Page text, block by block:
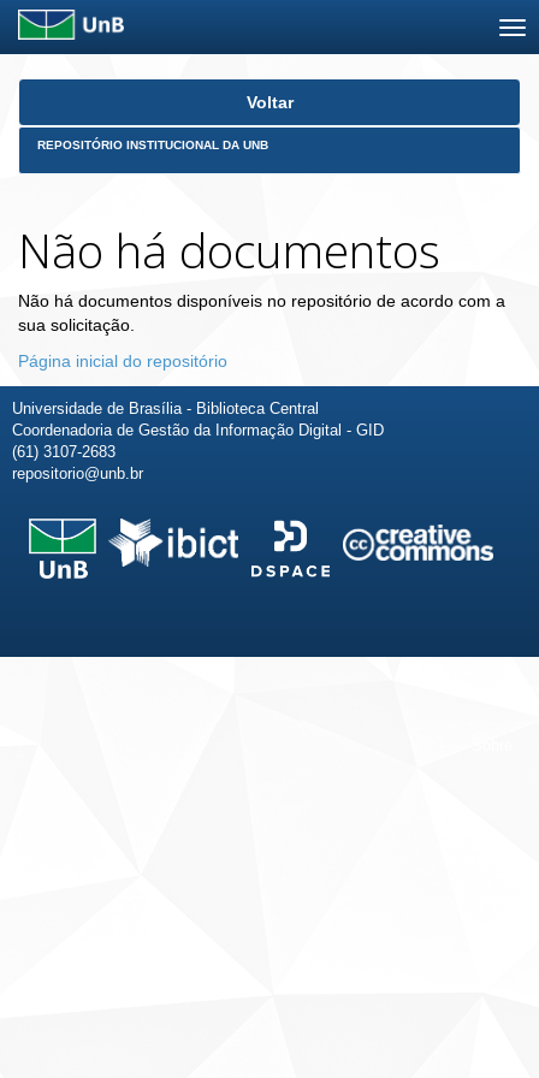
Skip
Voltar
REPOSITÓRIO INSTITUCIONAL DA UNB
Não há documentos
Não há documentos disponíveis no repositório de acordo com a
sua solicitação.
Página inicial do repositório
Universidade de Brasília - Biblioteca Central
Coordenadoria de Gestão da Informação Digital - GID
(61) 3107-2683
repositorio@unb.br